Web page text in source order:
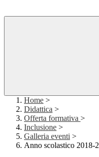
Home >
Didattica >
Offerta formativa >
Inclusione >
Galleria eventi >
Anno scolastico 2018-